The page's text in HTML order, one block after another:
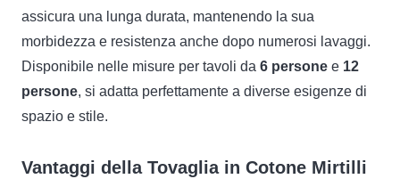
assicura una lunga durata, mantenendo la sua
morbidezza e resistenza anche dopo numerosi lavaggi.
Disponibile nelle misure per tavoli da 6 persone e 12
persone, si adatta perfettamente a diverse esigenze di
spazio e stile.
Vantaggi della Tovaglia in Cotone Mirtilli